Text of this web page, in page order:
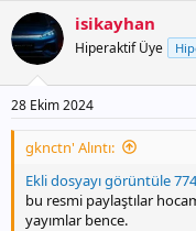
k
i
l
:
isikayhan
Hiperaktif Üye
28 Ekim 2024
gknctn' Alıntı:
Ekli dosyayı görüntüle
bu resmi paylaştılar
yayımlar bence.